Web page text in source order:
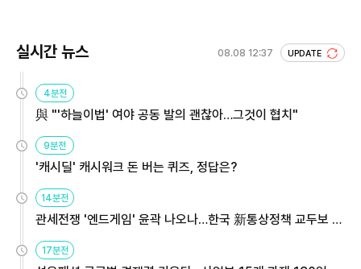
실시간 뉴스 08.08 12:37 UPDATE
4분전
與 "'하늘이법' 여야 공동 발의 괜찮아…그것이 협치"
9분전
'캐시딜' 캐시워크 돈 버는 퀴즈, 정답은?
14분전
관세전쟁 '엔드게임' 윤곽 나오나…한국 新통상정책 교두보 활
17분전